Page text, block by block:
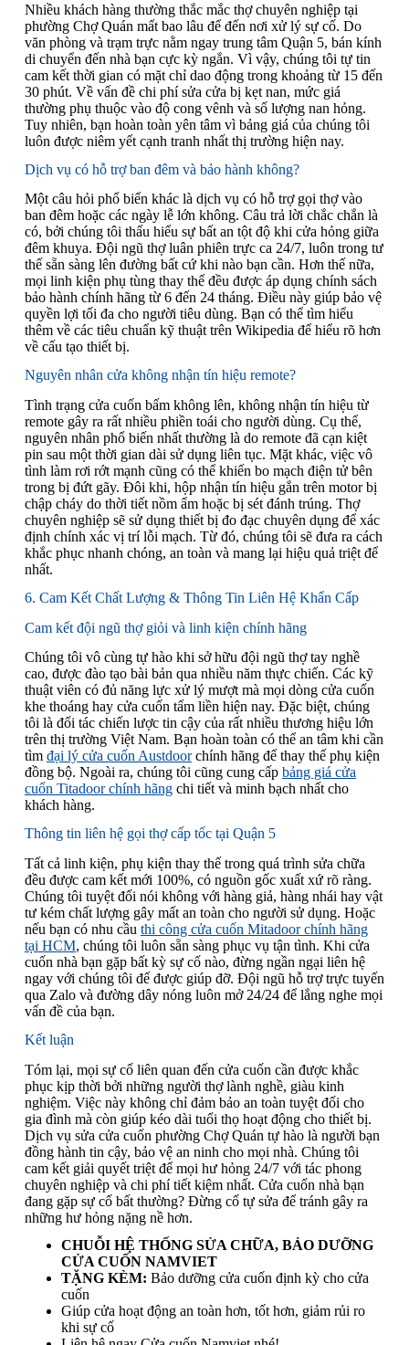
Nhiều khách hàng thường thắc mắc thợ chuyên nghiệp tại
phường Chợ Quán mất bao lâu để đến nơi xử lý sự cố. Do
văn phòng và trạm trực nằm ngay trung tâm Quận 5, bán kính
di chuyển đến nhà bạn cực kỳ ngắn. Vì vậy, chúng tôi tự tin
cam kết thời gian có mặt chỉ dao động trong khoảng từ 15 đến
30 phút. Về vấn đề chi phí sửa cửa bị kẹt nan, mức giá
thường phụ thuộc vào độ cong vênh và số lượng nan hỏng.
Tuy nhiên, bạn hoàn toàn yên tâm vì bảng giá của chúng tôi
luôn được niêm yết cạnh tranh nhất thị trường hiện nay.
Dịch vụ có hỗ trợ ban đêm và bảo hành không?
Một câu hỏi phổ biến khác là dịch vụ có hỗ trợ gọi thợ vào
ban đêm hoặc các ngày lễ lớn không. Câu trả lời chắc chắn là
có, bởi chúng tôi thấu hiểu sự bất an tột độ khi cửa hỏng giữa
đêm khuya. Đội ngũ thợ luân phiên trực ca 24/7, luôn trong tư
thế sẵn sàng lên đường bất cứ khi nào bạn cần. Hơn thế nữa,
mọi linh kiện phụ tùng thay thế đều được áp dụng chính sách
bảo hành chính hãng từ 6 đến 24 tháng. Điều này giúp bảo vệ
quyền lợi tối đa cho người tiêu dùng. Bạn có thể tìm hiểu
thêm về các tiêu chuẩn kỹ thuật trên Wikipedia để hiểu rõ hơn
về cấu tạo thiết bị.
Nguyên nhân cửa không nhận tín hiệu remote?
Tình trạng cửa cuốn bấm không lên, không nhận tín hiệu từ
remote gây ra rất nhiều phiền toái cho người dùng. Cụ thể,
nguyên nhân phổ biến nhất thường là do remote đã cạn kiệt
pin sau một thời gian dài sử dụng liên tục. Mặt khác, việc vô
tình làm rơi rớt mạnh cũng có thể khiến bo mạch điện tử bên
trong bị đứt gãy. Đôi khi, hộp nhận tín hiệu gắn trên motor bị
chập cháy do thời tiết nồm ẩm hoặc bị sét đánh trúng. Thợ
chuyên nghiệp sẽ sử dụng thiết bị đo đạc chuyên dụng để xác
định chính xác vị trí lỗi mạch. Từ đó, chúng tôi sẽ đưa ra cách
khắc phục nhanh chóng, an toàn và mang lại hiệu quả triệt để
nhất.
6. Cam Kết Chất Lượng & Thông Tin Liên Hệ Khẩn Cấp
Cam kết đội ngũ thợ giỏi và linh kiện chính hãng
Chúng tôi vô cùng tự hào khi sở hữu đội ngũ thợ tay nghề
cao, được đào tạo bài bản qua nhiều năm thực chiến. Các kỹ
thuật viên có đủ năng lực xử lý mượt mà mọi dòng cửa cuốn
khe thoáng hay cửa cuốn tấm liền hiện nay. Đặc biệt, chúng
tôi là đối tác chiến lược tin cậy của rất nhiều thương hiệu lớn
trên thị trường Việt Nam. Bạn hoàn toàn có thể an tâm khi cần
tìm đại lý cửa cuốn Austdoorchính hãng để thay thế phụ kiện
đồng bộ. Ngoài ra, chúng tôi cũng cung cấp bảng giá cửa
cuốn Titadoor chính hãngchi tiết và minh bạch nhất cho
khách hàng.
Thông tin liên hệ gọi thợ cấp tốc tại Quận 5
Tất cả linh kiện, phụ kiện thay thế trong quá trình sửa chữa
đều được cam kết mới 100%, có nguồn gốc xuất xứ rõ ràng.
Chúng tôi tuyệt đối nói không với hàng giả, hàng nhái hay vật
tư kém chất lượng gây mất an toàn cho người sử dụng. Hoặc
nếu bạn có nhu cầu thi công cửa cuốn Mitadoor chính hãng
tại HCM, chúng tôi luôn sẵn sàng phục vụ tận tình. Khi cửa
cuốn nhà bạn gặp bất kỳ sự cố nào, đừng ngần ngại liên hệ
ngay với chúng tôi để được giúp đỡ. Đội ngũ hỗ trợ trực tuyến
qua Zalo và đường dây nóng luôn mở 24/24 để lắng nghe mọi
vấn đề của bạn.
Kết luận
Tóm lại, mọi sự cố liên quan đến cửa cuốn cần được khắc
phục kịp thời bởi những người thợ lành nghề, giàu kinh
nghiệm. Việc này không chỉ đảm bảo an toàn tuyệt đối cho
gia đình mà còn giúp kéo dài tuổi thọ hoạt động cho thiết bị.
Dịch vụ sửa cửa cuốn phường Chợ Quán tự hào là người bạn
đồng hành tin cậy, bảo vệ an ninh cho mọi nhà. Chúng tôi
cam kết giải quyết triệt để mọi hư hỏng 24/7 với tác phong
chuyên nghiệp và chi phí tiết kiệm nhất. Cửa cuốn nhà bạn
đang gặp sự cố bất thường? Đừng cố tự sửa để tránh gây ra
những hư hỏng nặng nề hơn.
CHUỖI HỆ THỐNG SỬA CHỮA, BẢO DƯỠNG
CỬA CUỐN NAMVIET
TẶNG KÈM: Bảo dưỡng cửa cuốn định kỳ cho cửa
cuốn
Giúp cửa hoạt động an toàn hơn, tốt hơn, giảm rủi ro
khi sự cố